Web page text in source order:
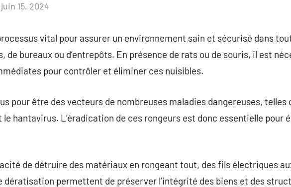
juin 15, 2024
vital pour assurer un environnement sain et sécurisé dans
de bureaux ou d’entrepôts. En présence de rats ou de souris, il est
pour contrôler et éliminer ces nuisibles.
pour être des vecteurs de nombreuses maladies dangereuses, telles
hantavirus. L’éradication de ces rongeurs est donc essentielle pour
de détruire des matériaux en rongeant tout, des fils électriques
dératisation permettent de préserver l’intégrité des biens et des